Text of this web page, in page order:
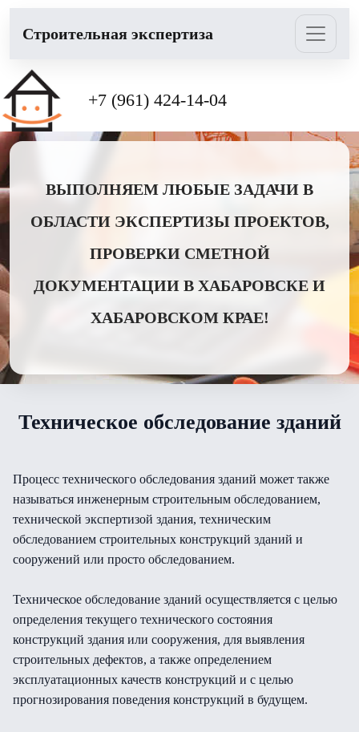
Cтроительная экспертиза
+7 (961) 424-14-04
ВЫПОЛНЯЕМ ЛЮБЫЕ ЗАДАЧИ В
ОБЛАСТИ ЭКСПЕРТИЗЫ ПРОЕКТОВ,
ПРОВЕРКИ СМЕТНОЙ
ДОКУМЕНТАЦИИ В ХАБАРОВСКЕ И
ХАБАРОВСКОМ КРАЕ!
Техническое обследование зданий
Процесс технического обследования зданий может также
называться инженерным строительным обследованием,
технической экспертизой здания, техническим
обследованием строительных конструкций зданий и
сооружений или просто обследованием.
Техническое обследование зданий осуществляется с целью
определения текущего технического состояния
конструкций здания или сооружения, для выявления
строительных дефектов, а также определением
эксплуатационных качеств конструкций и с целью
прогнозирования поведения конструкций в будущем.